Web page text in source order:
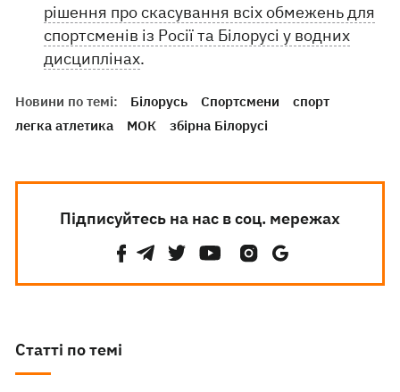
рішення про скасування всіх обмежень для
спортсменів із Росії та Білорусі у водних
дисциплінах.
Новини по темі: Білорусь Спортсмени
спорт
легка атлетика
МОК збірна Білорусі
Підписуйтесь на нас в соц. мережах
Статті по темі